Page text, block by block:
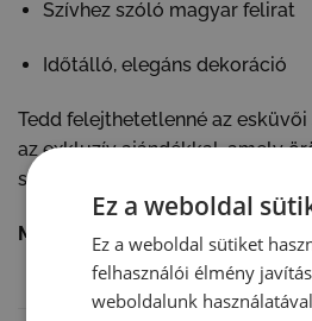
Szívhez szóló magyar felirat
Időtálló, elegáns dekoráció
Tedd felejthetetlenné az
az exkluzív ajándékkal, amely
szeretetről és a háláról.
Mérete: 22×17 cm
Ez a weboldal
Ez a weboldal sütiket
felhasználói élmény
weboldalunk